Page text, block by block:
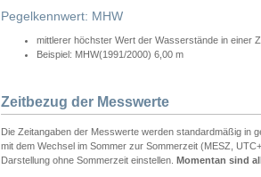
Pegelkennwert: MHW
mittlerer höchster Wert der Wasserstände in einer
Beispiel: MHW(1991/2000) 6,00 m
Zeitbezug der Messwerte
Die Zeitangaben der Messwerte werden standardmäßig in
mit dem Wechsel im Sommer zur Sommerzeit (MESZ,
Darstellung ohne Sommerzeit einstellen. Momentan sind